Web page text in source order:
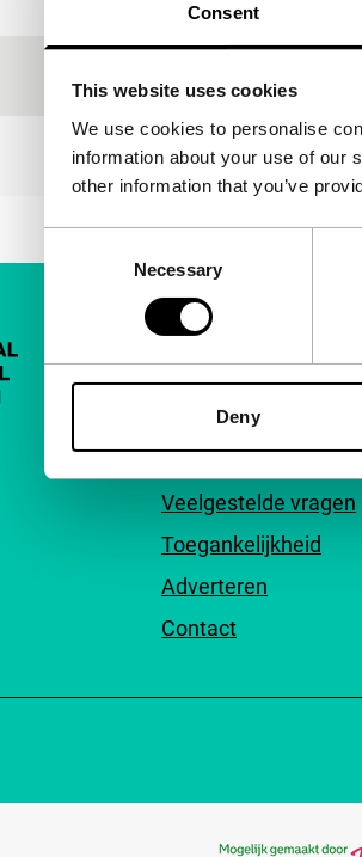
Consent
This website uses cookies
We use cookies to personalise
information about your use of our
other information that you’ve
Selection
Necessary
Deny
-
Snel naar
Over ons
Veelgestelde vragen
Toegankelijkheid
Adverteren
Contact